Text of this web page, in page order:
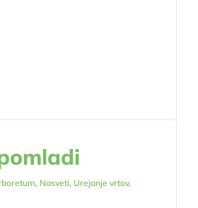
, Nasveti, Urejanje vrtov,